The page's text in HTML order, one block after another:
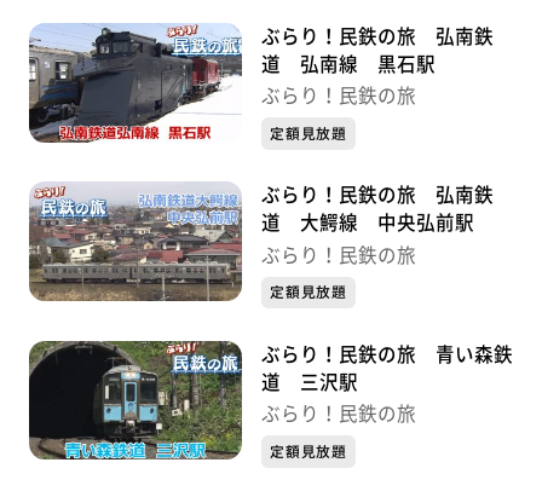
ぶらり！民鉄の旅 弘南鉄
道 弘南線 黒石駅
ぶらり！民鉄の旅
定額見放題
ぶらり！民鉄の旅 弘南鉄
道 大鰐線 中央弘前駅
ぶらり！民鉄の旅
定額見放題
ぶらり！民鉄の旅 青い森鉄
道 三沢駅
ぶらり！民鉄の旅
定額見放題